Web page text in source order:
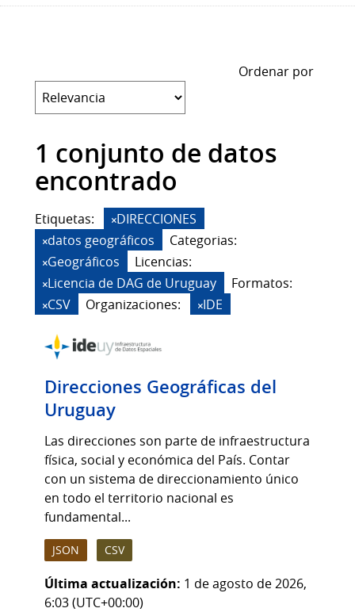
Ordenar por
1 conjunto de datos
encontrado
Etiquetas:
DIRECCIONES
datos geográficos
Categorias:
Geográficos
Licencias:
Licencia de DAG de Uruguay
Formatos:
CSV
Organizaciones: IDE
Direcciones Geográficas del
Uruguay
Las direcciones son parte de infraestructura
física, social y económica del País. Contar
con un sistema de direccionamiento único
en todo el territorio nacional es
fundamental...
JSON CSV
Última actualización: 1 de agosto de 2026,
6:03 (UTC+00:00)